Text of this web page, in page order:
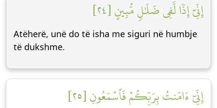
إِنِّيٓ إِذٗا لَّفِي ضَلَٰلٖ مُّبِينٍ [٢٤]
Atëherë, unë do të isha me siguri në humbje
të dukshme.
إِنِّيٓ ءَامَنتُ بِرَبِّكُمۡ فَٱسۡمَعُونِ [٢٥]